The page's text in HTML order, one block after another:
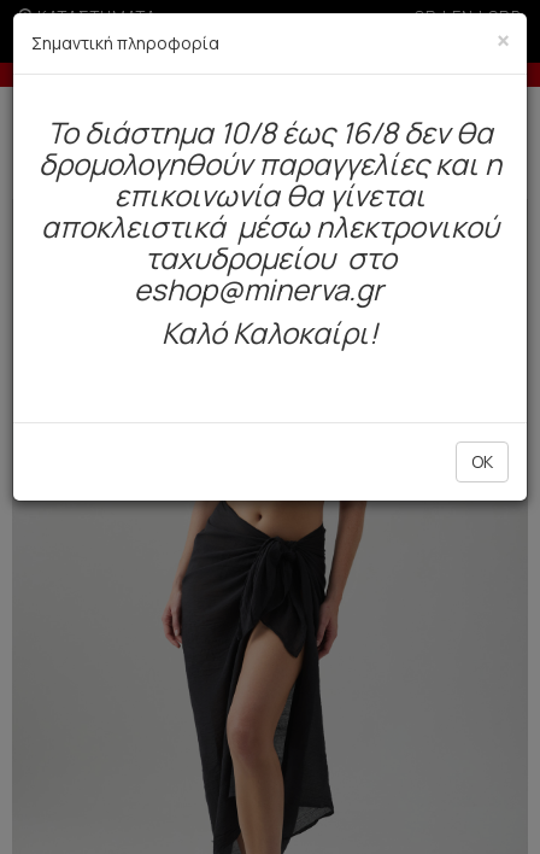
ΚΑΤΑΣΤΗΜΑΤΑ GR|EN|SRB
-5% σε παραγγελίες άνω των 200€ σε περίοδο εκπτώσεων
Δωρεάν αποστολή άνω των 49€. Παράδοση σε 3-5 εργάσιμες.
Μαγιό Γυναικεία Beachwear
NEW
×
Σημαντική πληροφορία
To διάστημα 10/8 έως 16/8 δεν θα
δρομολογηθούν παραγγελίες και η
επικοινωνία θα γίνεται
αποκλειστικά μέσω ηλεκτρονικού
ταχυδρομείου στο
eshop@minerva.gr
Καλό Καλοκαίρι!
OK